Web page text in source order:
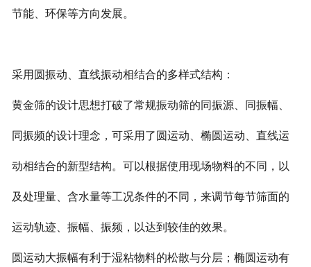
节能、环保等方向发展。
采用圆振动、直线振动相结合的多样式结构：
黄金筛的设计思想打破了常规振动筛的同振源、同振幅、
同振频的设计理念，可采用了圆运动、椭圆运动、直线运
动相结合的新型结构。可以根据使用现场物料的不同，以
及处理量、含水量等工况条件的不同，来调节每节筛面的
运动轨迹、振幅、振频，以达到较佳的效果。
圆运动大振幅有利于湿粘物料的松散与分层；椭圆运动有